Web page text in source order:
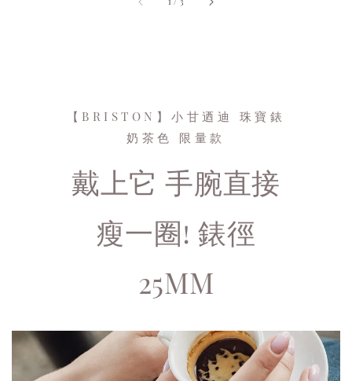
【BRISTON】小甘迺迪 珠寶錶
奶茶色 限量款
戴上它 手腕直接
瘦一圈! 錶徑
25MM